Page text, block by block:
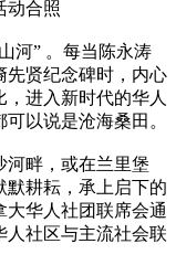
动合照
” 。每当陈永涛
先贤纪念碑时，内心
进入新时代的华人
以说是沧海桑田。
畔，或在兰里堡
默耕耘，承上启下的
大华人社团联席会通
人社区与主流社会联